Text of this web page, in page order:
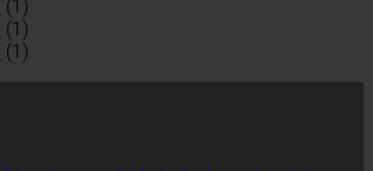
(1)
(1)
(1)